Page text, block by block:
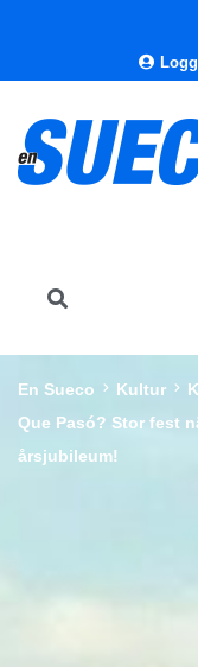
En Sueco Kultur
Que Pasó? Stor fest
årsjubileum!